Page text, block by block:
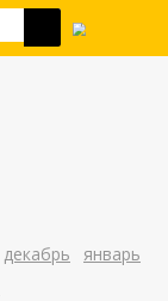
декабрь
январь